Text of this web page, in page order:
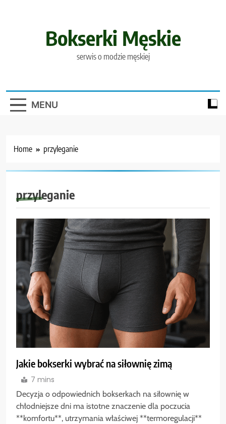
Bokserki Męskie
serwis o modzie męskiej
MENU
Home przyleganie
przyleganie
Jakie bokserki wybrać na siłownię zimą
7 mins
Decyzja o odpowiednich bokserkach na siłownię w
chłodniejsze dni ma istotne znaczenie dla poczucia
**komfortu**, utrzymania właściwej **termoregulacji**